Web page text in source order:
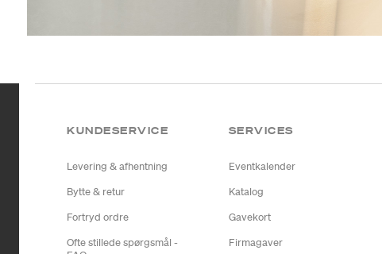
KUNDESERVICE
Levering & afhentning
Bytte & retur
Fortryd ordre
Ofte stillede spørgsmål -
SERVICES
Eventkalender
Katalog
Gavekort
Firmagaver